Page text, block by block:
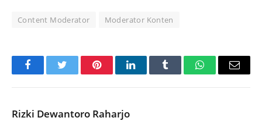
Content Moderator Moderator Konten
FacebookTwitter PinterestLinkedInTumblr WhatsAppEmail
Rizki Dewantoro Raharjo